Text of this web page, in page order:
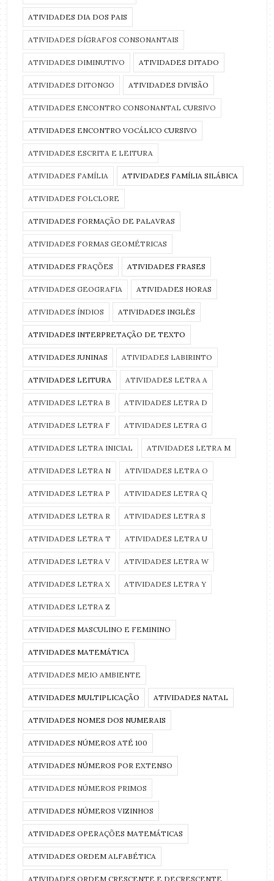
ATIVIDADES DIA DOS PAIS
ATIVIDADES DÍGRAFOS CONSONANTAIS
ATIVIDADES DIMINUTIVO ATIVIDADES DITADO
ATIVIDADES DITONGO ATIVIDADES DIVISÃO
ATIVIDADES ENCONTRO CONSONANTAL CURSIVO
ATIVIDADES ENCONTRO VOCÁLICO CURSIVO
ATIVIDADES ESCRITA E LEITURA
ATIVIDADES FAMÍLIA ATIVIDADES FAMÍLIA SILÁBICA
ATIVIDADES FOLCLORE
ATIVIDADES FORMAÇÃO DE PALAVRAS
ATIVIDADES FORMAS GEOMÉTRICAS
ATIVIDADES FRAÇÕES ATIVIDADES FRASES
ATIVIDADES GEOGRAFIA ATIVIDADES HORAS
ATIVIDADES ÍNDIOS ATIVIDADES INGLÊS
ATIVIDADES INTERPRETAÇÃO DE TEXTO
ATIVIDADES JUNINAS ATIVIDADES LABIRINTO
ATIVIDADES LEITURA ATIVIDADES LETRA A
ATIVIDADES LETRA B ATIVIDADES LETRA D
ATIVIDADES LETRA F ATIVIDADES LETRA G
ATIVIDADES LETRA INICIAL ATIVIDADES LETRA M
ATIVIDADES LETRA N ATIVIDADES LETRA O
ATIVIDADES LETRA P ATIVIDADES LETRA Q
ATIVIDADES LETRA R ATIVIDADES LETRA S
ATIVIDADES LETRA T ATIVIDADES LETRA U
ATIVIDADES LETRA V ATIVIDADES LETRA W
ATIVIDADES LETRA X ATIVIDADES LETRA Y
ATIVIDADES LETRA Z
ATIVIDADES MASCULINO E FEMININO
ATIVIDADES MATEMÁTICA
ATIVIDADES MEIO AMBIENTE
ATIVIDADES MULTIPLICAÇÃO ATIVIDADES NATAL
ATIVIDADES NOMES DOS NUMERAIS
ATIVIDADES NÚMEROS ATÉ 100
ATIVIDADES NÚMEROS POR EXTENSO
ATIVIDADES NÚMEROS PRIMOS
ATIVIDADES NÚMEROS VIZINHOS
ATIVIDADES OPERAÇÕES MATEMÁTICAS
ATIVIDADES ORDEM ALFABÉTICA
ATIVIDADES ORDEM CRESCENTE E DECRESCENTE